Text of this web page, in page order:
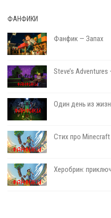
ФАНФИКИ
Фанфик — Запах
Steve’s
Один день из
Стих про Minecraft
Херобрин: